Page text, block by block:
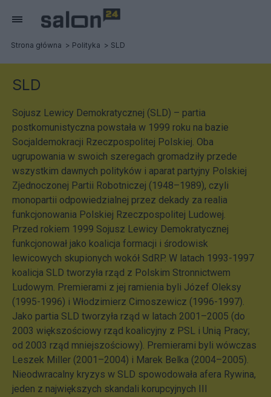
Strona główna Polityka SLD
SLD
Sojusz Lewicy Demokratycznej (SLD) – partia
postkomunistyczna powstała w 1999 roku na bazie
Socjaldemokracji Rzeczpospolitej Polskiej. Oba
ugrupowania w swoich szeregach gromadziły przede
wszystkim dawnych polityków i aparat partyjny Polskiej
Zjednoczonej Partii Robotniczej (1948–1989), czyli
monopartii odpowiedzialnej przez dekady za realia
funkcjonowania Polskiej Rzeczpospolitej Ludowej.
Przed rokiem 1999 Sojusz Lewicy Demokratycznej
funkcjonował jako koalicja formacji i środowisk
lewicowych skupionych wokół SdRP. W latach 1993-1997
koalicja SLD tworzyła rząd z Polskim Stronnictwem
Ludowym. Premierami z jej ramienia byli Józef Oleksy
(1995-1996) i Włodzimierz Cimoszewicz (1996-1997).
Jako partia SLD tworzyła rząd w latach 2001–2005 (do
2003 większościowy rząd koalicyjny z PSL i Unią Pracy;
od 2003 rząd mniejszościowy). Premierami byli wówczas
Leszek Miller (2001–2004) i Marek Belka (2004–2005).
Nieodwracalny kryzys w SLD spowodowała afera Rywina,
jeden z największych skandali korupcyjnych III